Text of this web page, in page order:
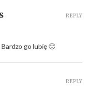
Bardzo go lubię 🙂
REPLY
REPLY